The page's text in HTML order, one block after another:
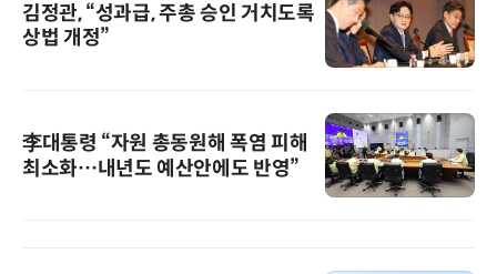
김정관, “성과급, 주총 승인 거치도록
상법 개정”
李대통령 “자원 총동원해 폭염 피해
최소화…내년도 예산안에도 반영”